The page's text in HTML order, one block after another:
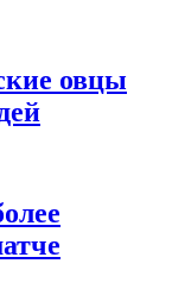
овцы